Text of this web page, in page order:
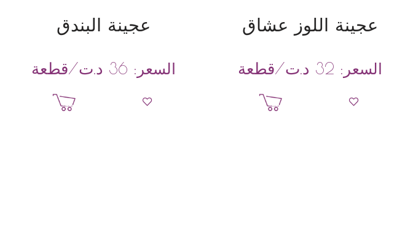
عجينة اللوز عشاق
السعر: 32 د.ت/قطعة
إضافة إلى السلة
عجينة البندق
السعر: 36 د.ت/قطعة
إضافة إلى السلة